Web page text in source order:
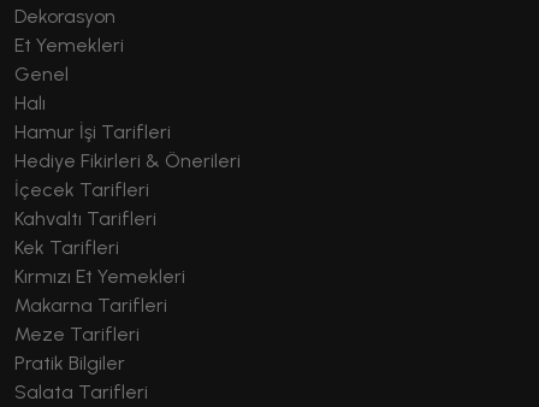
Dekorasyon
Et Yemekleri
Genel
Halı
Hamur İşi Tarifleri
Hediye Fikirleri & Önerileri
İçecek Tarifleri
Kahvaltı Tarifleri
Kek Tarifleri
Kırmızı Et Yemekleri
Makarna Tarifleri
Meze Tarifleri
Pratik Bilgiler
Salata Tarifleri